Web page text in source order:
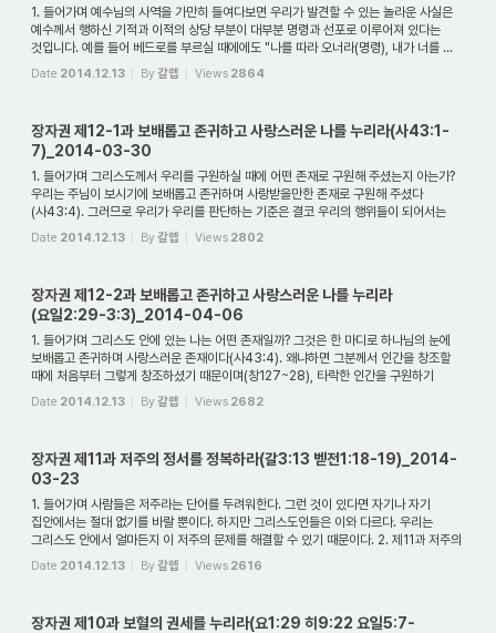
1. 들어가며 예수님의 사역을 가만히 들여다보면 우리가 발견할 수 있는 놀라운 사실은
예수께서 행하신 기적과 이적의 상당 부분이 대부분 명령과 선포로 이루어져 있다는
것입니다. 예를 들어 베드로를 부르실 때에에도 "나를 따라 오너라(명령), 내가 너를 ...
Date 2014.12.13 By갈렙 Views 2864
장자권 제12-1과 보배롭고 존귀하고 사랑스러운 나를 누리라(사43:1-
7)_2014-03-30
1. 들어가며 그리스도께서 우리를 구원하실 때에 어떤 존재로 구원해 주셨는지 아는가?
우리는 주님이 보시기에 보배롭고 존귀하며 사랑받을만한 존재로 구원해 주셨다
(사43:4). 그러므로 우리가 우리를 판단하는 기준은 결코 우리의 행위들이 되어서는
아니된...
Date 2014.12.13 By갈렙 Views 2802
장자권 제12-2과 보배롭고 존귀하고 사랑스러운 나를 누리라
(요일2:29-3:3)_2014-04-06
1. 들어가며 그리스도 안에 있는 나는 어떤 존재일까? 그것은 한 마디로 하나님의 눈에
보배롭고 존귀하며 사랑스러운 존재이다(사43:4). 왜냐하면 그분께서 인간을 창조할
때에 처음부터 그렇게 창조하셨기 때문이며(창127~28), 타락한 인간을 구원하기
위해...
Date 2014.12.13 By갈렙 Views 2682
장자권 제11과 저주의 정서를 정복하라(갈3:13 벧전1:18-19)_2014-
03-23
1. 들어가며 사람들은 저주라는 단어를 두려워한다. 그런 것이 있다면 자기나 자기
집안에서는 절대 없기를 바랄 뿐이다. 하지만 그리스도인들은 이와 다르다. 우리는
그리스도 안에서 얼마든지 이 저주의 문제를 해결할 수 있기 때문이다. 2. 제11과 저주의
...
Date 2014.12.13 By갈렙 Views 2616
장자권 제10과 보혈의 권세를 누리라(요1:29 히9:22 요일5:7-